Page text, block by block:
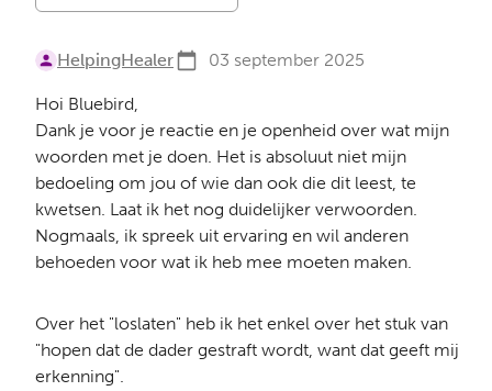
HelpingHealer 03 september 2025
Hoi Bluebird,
Dank je voor je reactie en je openheid over wat mijn
woorden met je doen. Het is absoluut niet mijn
bedoeling om jou of wie dan ook die dit leest, te
kwetsen. Laat ik het nog duidelijker verwoorden.
Nogmaals, ik spreek uit ervaring en wil anderen
behoeden voor wat ik heb mee moeten maken.
Over het "loslaten" heb ik het enkel over het stuk van
"hopen dat de dader gestraft wordt, want dat geeft mij
erkenning".